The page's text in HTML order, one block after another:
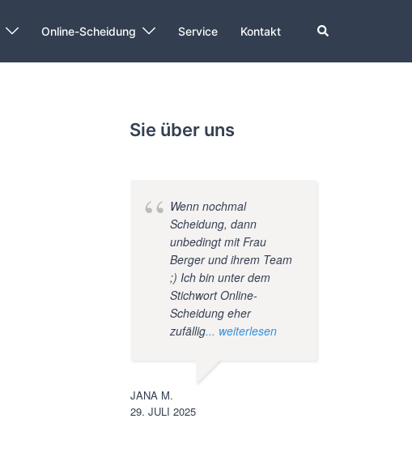
Online-Scheidung Service Kontakt Suche
Sie über uns
Wenn nochmal
Scheidung, dann
unbedingt mit Frau
Berger und ihrem Team
;) Ich bin unter dem
Stichwort Online-
Scheidung eher
zufällig... weiterlesen
JANA M.
29. JULI 2025